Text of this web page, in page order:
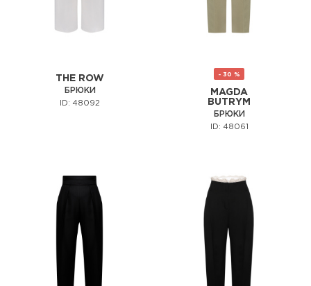
THE ROW
БРЮКИ
ID: 48092
- 30 %
MAGDA
BUTRYM
БРЮКИ
ID: 48061